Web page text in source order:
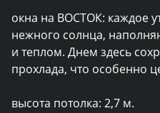
окна на ВОСТОК: каждое
нежного солнца,
и теплом. Днем здесь
прохлада, что особенно
высота потолка: 2,7 м.